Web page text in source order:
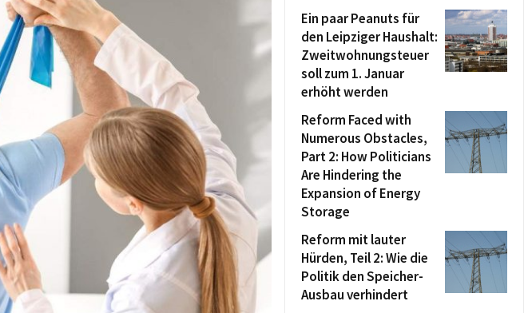
Ein paar Peanuts für
den Leipziger Haushalt:
Zweitwohnungsteuer
soll zum 1. Januar
erhöht werden
Reform Faced with
Numerous Obstacles,
Part 2: How Politicians
Are Hindering the
Expansion of Energy
Storage
Reform mit lauter
Hürden, Teil 2: Wie die
Politik den Speicher-
Ausbau verhindert